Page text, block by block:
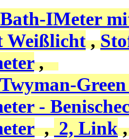
IMeter
Weißlicht,
,
-
, 2, Link